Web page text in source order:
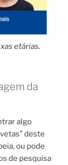
etárias.
da
algo
deste
ou pode
de pesquisa